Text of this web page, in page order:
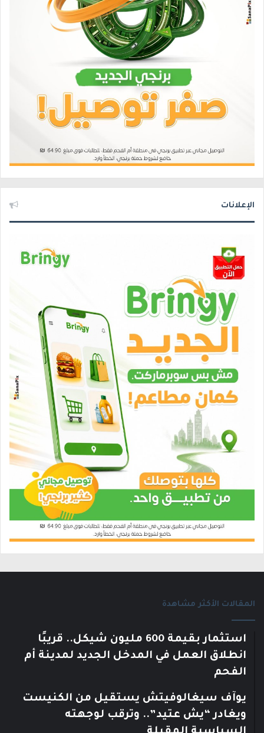
الإعلانات
المقالات الأكثر مشاهدة
استثمار بقيمة 600 مليون شيكل.. قريبًا
انطلاق العمل في المدخل الجديد لمدينة أم
الفحم
يوآف سيغالوفيتش يستقيل من الكنيست
ويغادر “يش عتيد”.. وترقب لوجهته